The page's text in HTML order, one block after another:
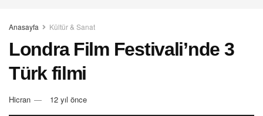
Anasayfa Kültür & Sanat
Londra Film Festivali’nde 3
Türk filmi
Hicran 12 yıl önce